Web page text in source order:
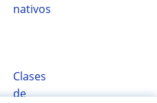
nativos
Clases
de